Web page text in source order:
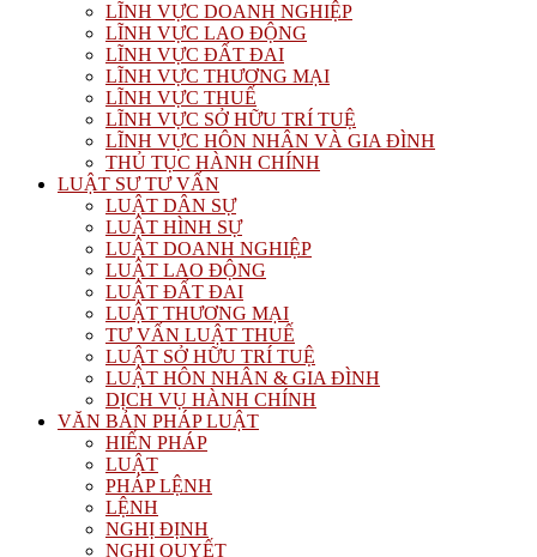
LĨNH VỰC DOANH NGHIỆP
LĨNH VỰC LAO ĐỘNG
LĨNH VỰC ĐẤT ĐAI
LĨNH VỰC THƯƠNG MẠI
LĨNH VỰC THUẾ
LĨNH VỰC SỞ HỮU TRÍ TUỆ
LĨNH VỰC HÔN NHÂN VÀ GIA ĐÌNH
THỦ TỤC HÀNH CHÍNH
LUẬT SƯ TƯ VẤN
LUẬT DÂN SỰ
LUẬT HÌNH SỰ
LUẬT DOANH NGHIỆP
LUẬT LAO ĐỘNG
LUẬT ĐẤT ĐAI
LUẬT THƯƠNG MẠI
TƯ VẤN LUẬT THUẾ
LUẬT SỞ HỮU TRÍ TUỆ
LUẬT HÔN NHÂN & GIA ĐÌNH
DỊCH VỤ HÀNH CHÍNH
VĂN BẢN PHÁP LUẬT
HIẾN PHÁP
LUẬT
PHÁP LỆNH
LỆNH
NGHỊ ĐỊNH
NGHỊ QUYẾT